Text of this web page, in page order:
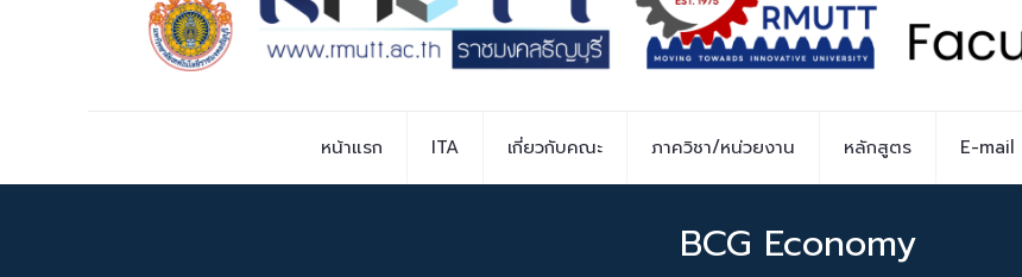
หน้าแรก ITA เกี่ยวกับคณะ ภาควิชา/หน่วยงาน หลักสูตร E-mail
BCG Economy